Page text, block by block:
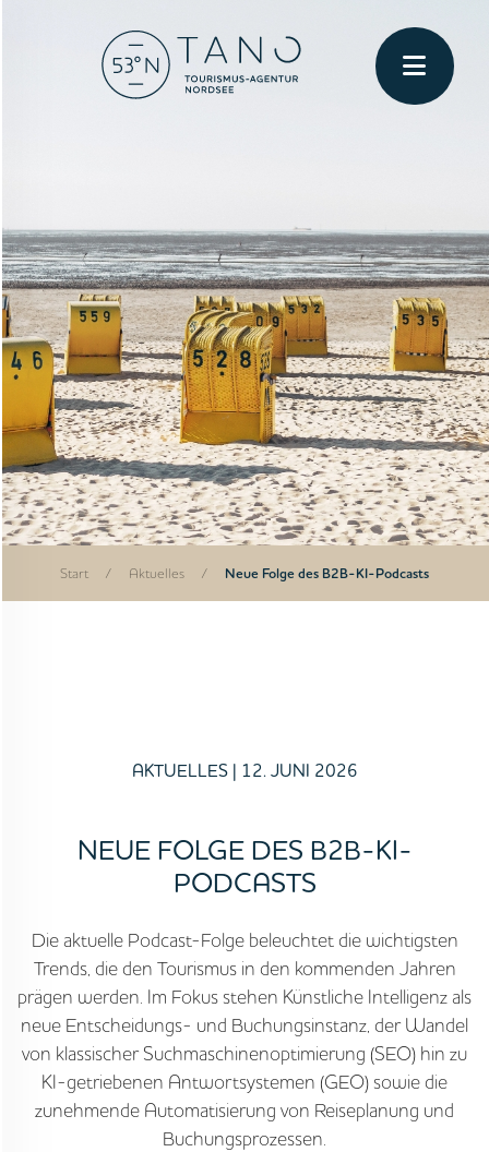
Start / Aktuelles / Neue Folge des B2B-KI-Podcasts
AKTUELLES | 12. JUNI 2026
NEUE FOLGE DES B2B-KI-
PODCASTS
Die aktuelle Podcast-Folge beleuchtet die wichtigsten
Trends, die den Tourismus in den kommenden Jahren
prägen werden. Im Fokus stehen Künstliche Intelligenz als
neue Entscheidungs- und Buchungsinstanz, der Wandel
von klassischer Suchmaschinenoptimierung (SEO) hin zu
KI-getriebenen Antwortsystemen (GEO) sowie die
zunehmende Automatisierung von Reiseplanung und
Buchungsprozessen.